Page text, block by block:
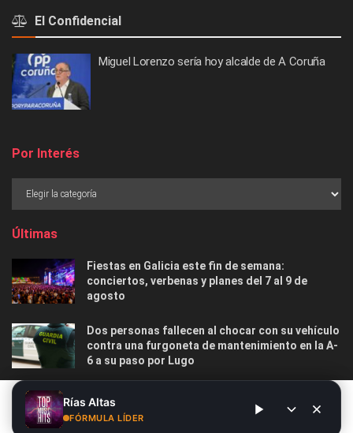
El Confidencial
Miguel Lorenzo sería hoy alcalde de A Coruña
Por Interés
Últimas
Fiestas en Galicia este fin de semana:
conciertos, verbenas y planes del 7 al 9 de
agosto
Dos personas fallecen al chocar con su vehículo
contra una furgoneta de mantenimiento en la A-
6 a su paso por Lugo
Las 12 playas gallegas con Bandera Azul menos
masificadas para disfrutar este verano
Rías Altas
FÓRMULA LÍDER
Este sitio web utiliza cookies. Al continuar utilizando este sitio
web, usted da su consentimiento para el uso de cookies. Visite